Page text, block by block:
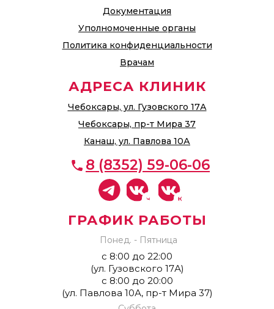
Документация
Уполномоченные органы
Политика конфиденциальности
Врачам
АДРЕСА КЛИНИК
Чебоксары, ул. Гузовского 17А
Чебоксары, пр-т Мира 37
Канаш, ул. Павлова 10А
ГРАФИК РАБОТЫ
Понед. - Пятница
с 8:00 до 22:00
(ул. Гузовского 17А)
с 8:00 до 20:00
(ул. Павлова 10А, пр-т Мира 37)
8 (8352) 59-06-06